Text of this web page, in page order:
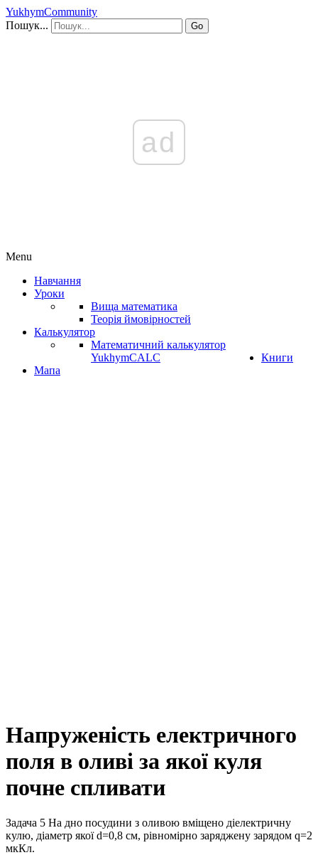
YukhymCommunity
Пошук...
Go
ad
Menu
Навчання
Уроки
Вища математика
Теорія ймовірностей
Калькулятор
Математичний калькулятор
YukhymCALC
Книги
Мапа
Напруженість електричного
поля в оливі за якої куля
почне спливати
Задача 5 На дно посудини з оливою вміщено діелектричну
кулю, діаметр якоїd=0,8 см, рівномірно заряджену зарядом q=2
мкКл.